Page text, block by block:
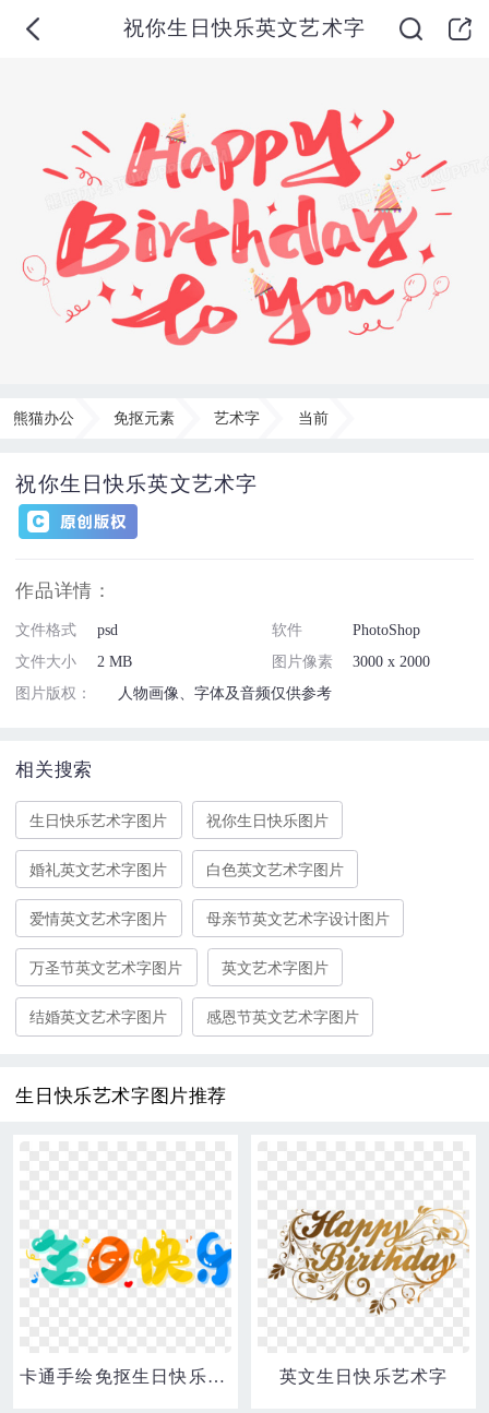
祝你生日快乐英文艺术字
熊猫办公 免抠元素 艺术字 当前
祝你生日快乐英文艺术字
作品详情：
文件格式 psd 软件
PhotoShop
文件大小
2 MB 图片像素
3000 x 2000
图片版权：
人物画像、字体及音频仅供参考
相关搜索
生日快乐艺术字图片 祝你生日快乐图片
婚礼英文艺术字图片 白色英文艺术字图片
爱情英文艺术字图片 母亲节英文艺术字设计图片
万圣节英文艺术字图片 英文艺术字图片
结婚英文艺术字图片 感恩节英文艺术字图片
生日快乐艺术字图片推荐
卡通手绘免抠生日快乐艺术字 英文生日快乐艺术字